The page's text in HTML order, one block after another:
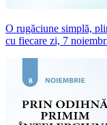
O rugăciune simplă,
cu fiecare zi, 7